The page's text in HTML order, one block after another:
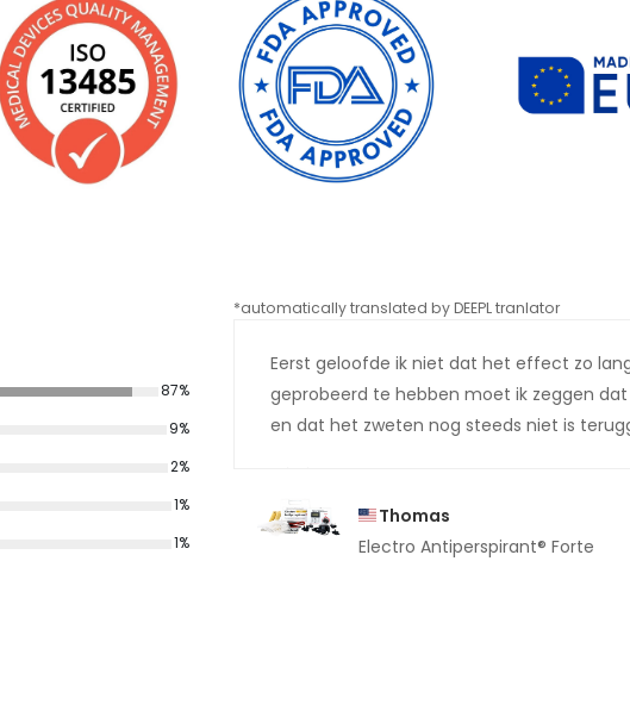
87%
9%
2%
1%
1%
*automatically translated by DEEPL tranlator
Eerst geloofde ik niet dat het effect zo
geprobeerd te hebben moet ik zeggen
en dat het zweten nog steeds niet is
Thomas
Electro Antiperspirant® Forte